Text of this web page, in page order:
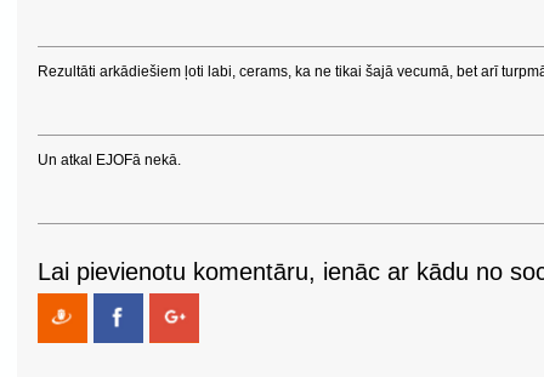
Rezultāti arkādiešiem ļoti labi, cerams, ka ne tikai šajā vecumā, bet arī
Un atkal EJOFā nekā.
Lai pievienotu komentāru, ienāc ar kādu no